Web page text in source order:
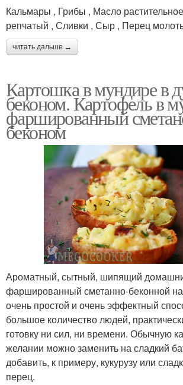
Кальмары , Грибы , Масло
репчатый , Сливки , Сыр , Перец
читать дальше →
Картошка в мундире в
беконом. Картофель в
фаршированный
беконом
Ароматный, сытный, шипящий
фаршированный сметанно-беконной
очень простой и очень эффектный
большое количество людей,
готовку ни сил, ни времени. Обычную
желании можно заменить на сладкий
добавить, к примеру, кукурузу или
перец.